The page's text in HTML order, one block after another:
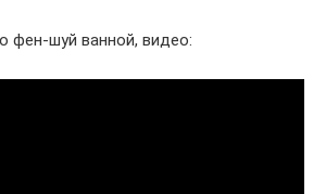
фен-шуй ванной, видео: